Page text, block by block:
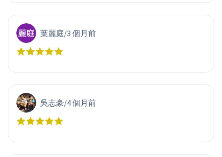
葉麗庭/3 個月前
吳志豪/4 個月前